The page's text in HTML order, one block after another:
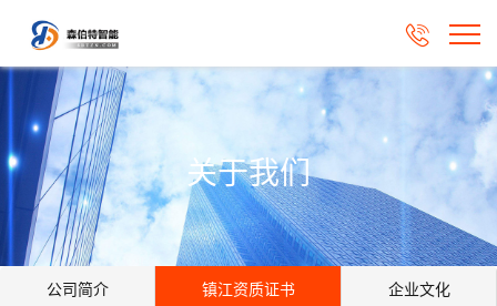

关于我们
公司简介 镇江资质证书 企业文化